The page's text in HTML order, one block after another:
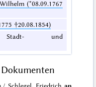
(*08.09.1767
†20.08.1854)
Stadt- und